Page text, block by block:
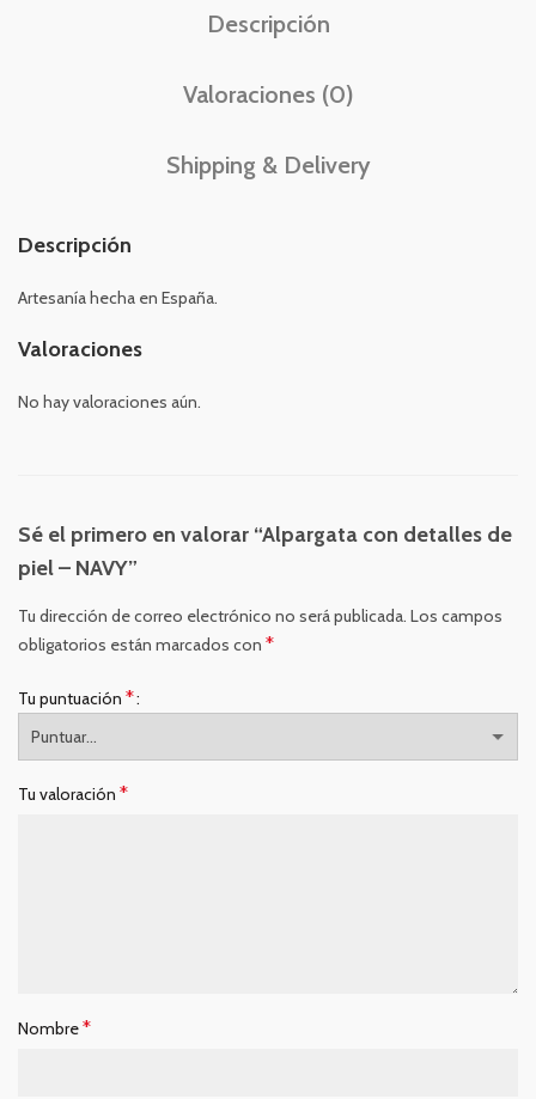
Descripción
Valoraciones (0)
Shipping & Delivery
Descripción
Artesanía hecha en España.
Valoraciones
No hay valoraciones aún.
Sé el primero en valorar “Alpargata con detalles de
piel – NAVY”
Tu dirección de correo electrónico no será publicada. Los campos
obligatorios están marcados con *
Tu puntuación *
Tu valoración *
Nombre*